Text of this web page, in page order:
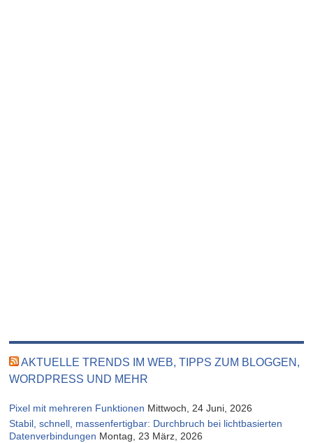
AKTUELLE TRENDS IM WEB, TIPPS ZUM BLOGGEN,
WORDPRESS UND MEHR
Pixel mit mehreren Funktionen Mittwoch, 24 Juni, 2026
Stabil, schnell, massenfertigbar: Durchbruch bei lichtbasierten
Datenverbindungen Montag, 23 März, 2026